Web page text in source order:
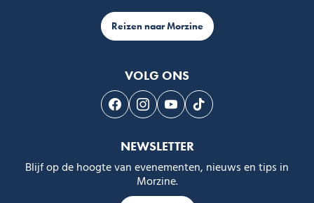
Reizen naar Morzine
VOLG ONS
Volg ons op Facebook
Volg ons op Instagram
Volg ons op Youtube
Volg ons op Tiktok
NEWSLETTER
Blijf op de hoogte van evenementen, nieuws en tips in
Morzine.